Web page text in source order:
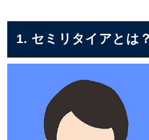
1. セミリタイアとは？